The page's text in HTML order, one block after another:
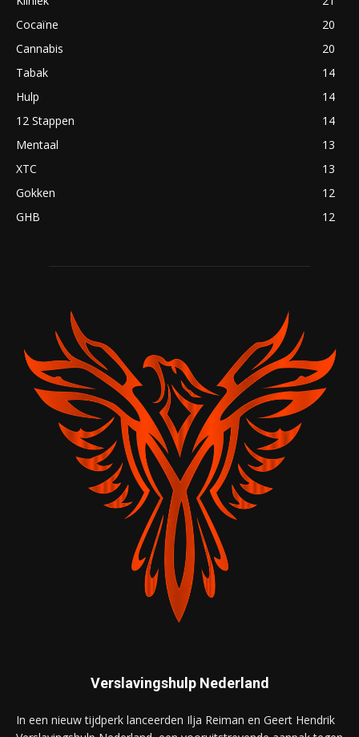
Cocaïne
20
Cannabis
20
Tabak
14
Hulp
14
12 Stappen
14
Mentaal
13
XTC
13
Gokken
12
GHB
12
Verslavingshulp Nederland
In een nieuw tijdperk lanceerden Ilja Reiman en Geert Hendrik